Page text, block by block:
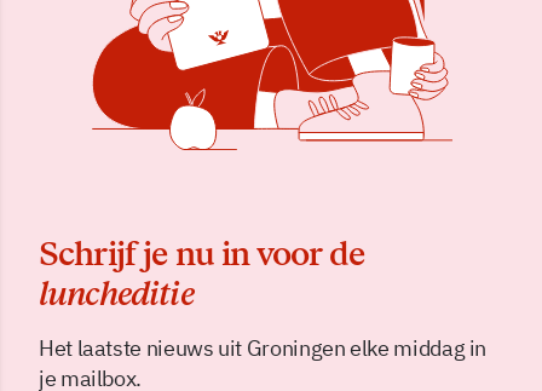
Schrijf je nu in voor de
luncheditie
Het laatste nieuws uit Groningen elke middag in
je mailbox.